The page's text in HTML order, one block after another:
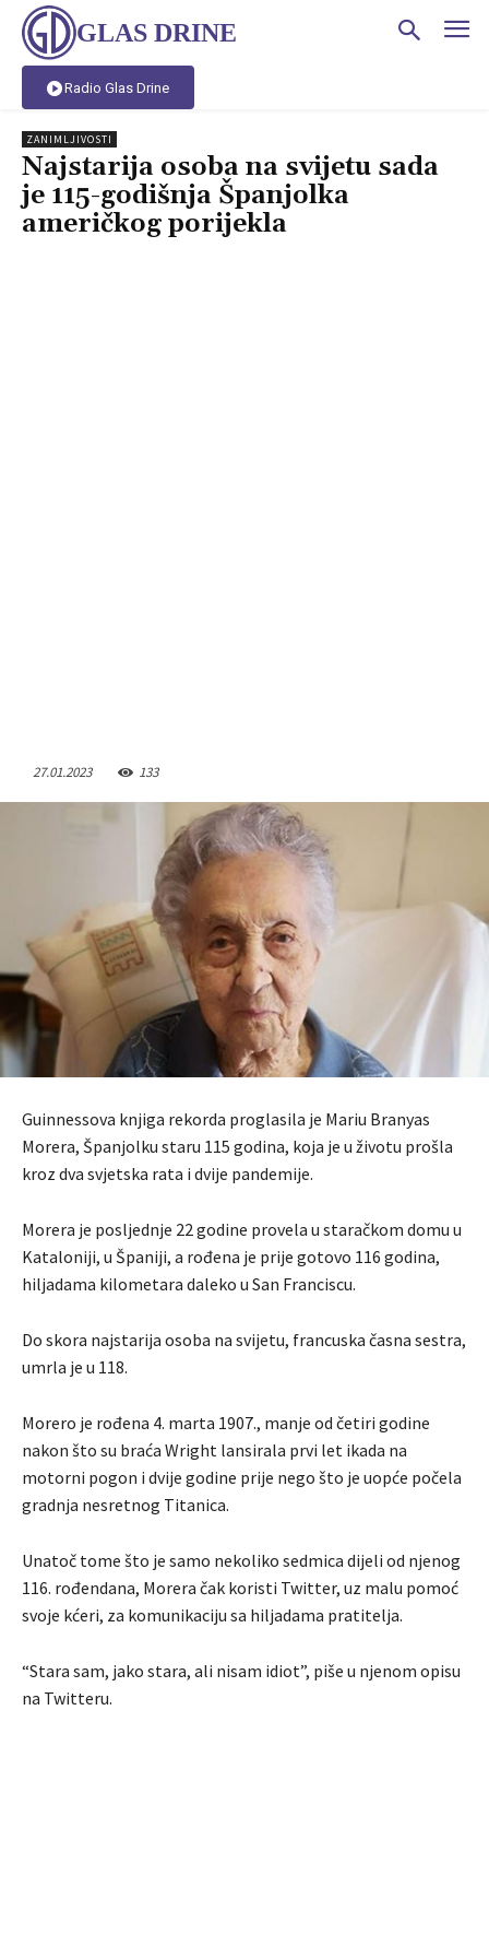
GLAS DRINE
Radio Glas Drine
ZANIMLJIVOSTI
Najstarija osoba na svijetu sada
je 115-godišnja Španjolka
američkog porijekla
27.01.2023 133
Guinnessova knjiga rekorda proglasila je Mariu Branyas
Morera, Španjolku staru 115 godina, koja je u životu prošla
kroz dva svjetska rata i dvije pandemije.
Morera je posljednje 22 godine provela u staračkom domu u
Kataloniji, u Španiji, a rođena je prije gotovo 116 godina,
hiljadama kilometara daleko u San Franciscu.
Do skora najstarija osoba na svijetu, francuska časna sestra,
umrla je u 118.
Morero je rođena 4. marta 1907., manje od četiri godine
nakon što su braća Wright lansirala prvi let ikada na
motorni pogon i dvije godine prije nego što je uopće počela
gradnja nesretnog Titanica.
Unatoč tome što je samo nekoliko sedmica dijeli od njenog
116. rođendana, Morera čak koristi Twitter, uz malu pomoć
svoje kćeri, za komunikaciju sa hiljadama pratitelja.
“Stara sam, jako stara, ali nisam idiot”, piše u njenom opisu
na Twitteru.